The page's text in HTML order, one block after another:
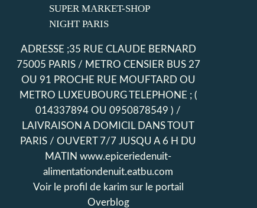
ADRESSE ;35 RUE CLAUDE BERNARD
75005 PARIS / METRO CENSIER BUS 27
OU 91 PROCHE RUE MOUFTARD OU
METRO LUXEUBOURG TELEPHONE ; (
014337894 OU 0950878549 ) /
LAIVRAISON A DOMICIL DANS TOUT
PARIS / OUVERT 7/7 JUSQU A 6 H DU
MATIN www.epiceriedenuit-
alimentationdenuit.eatbu.com
Voir le profil de karim sur le portail
Overblog